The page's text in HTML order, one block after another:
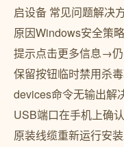
启设备 常见问题解决
原因Windows安全策
提示点击更多信息→
保留按钮临时禁用杀
devices命令无输出解
USB端口在手机上确
原装线缆重新运行安